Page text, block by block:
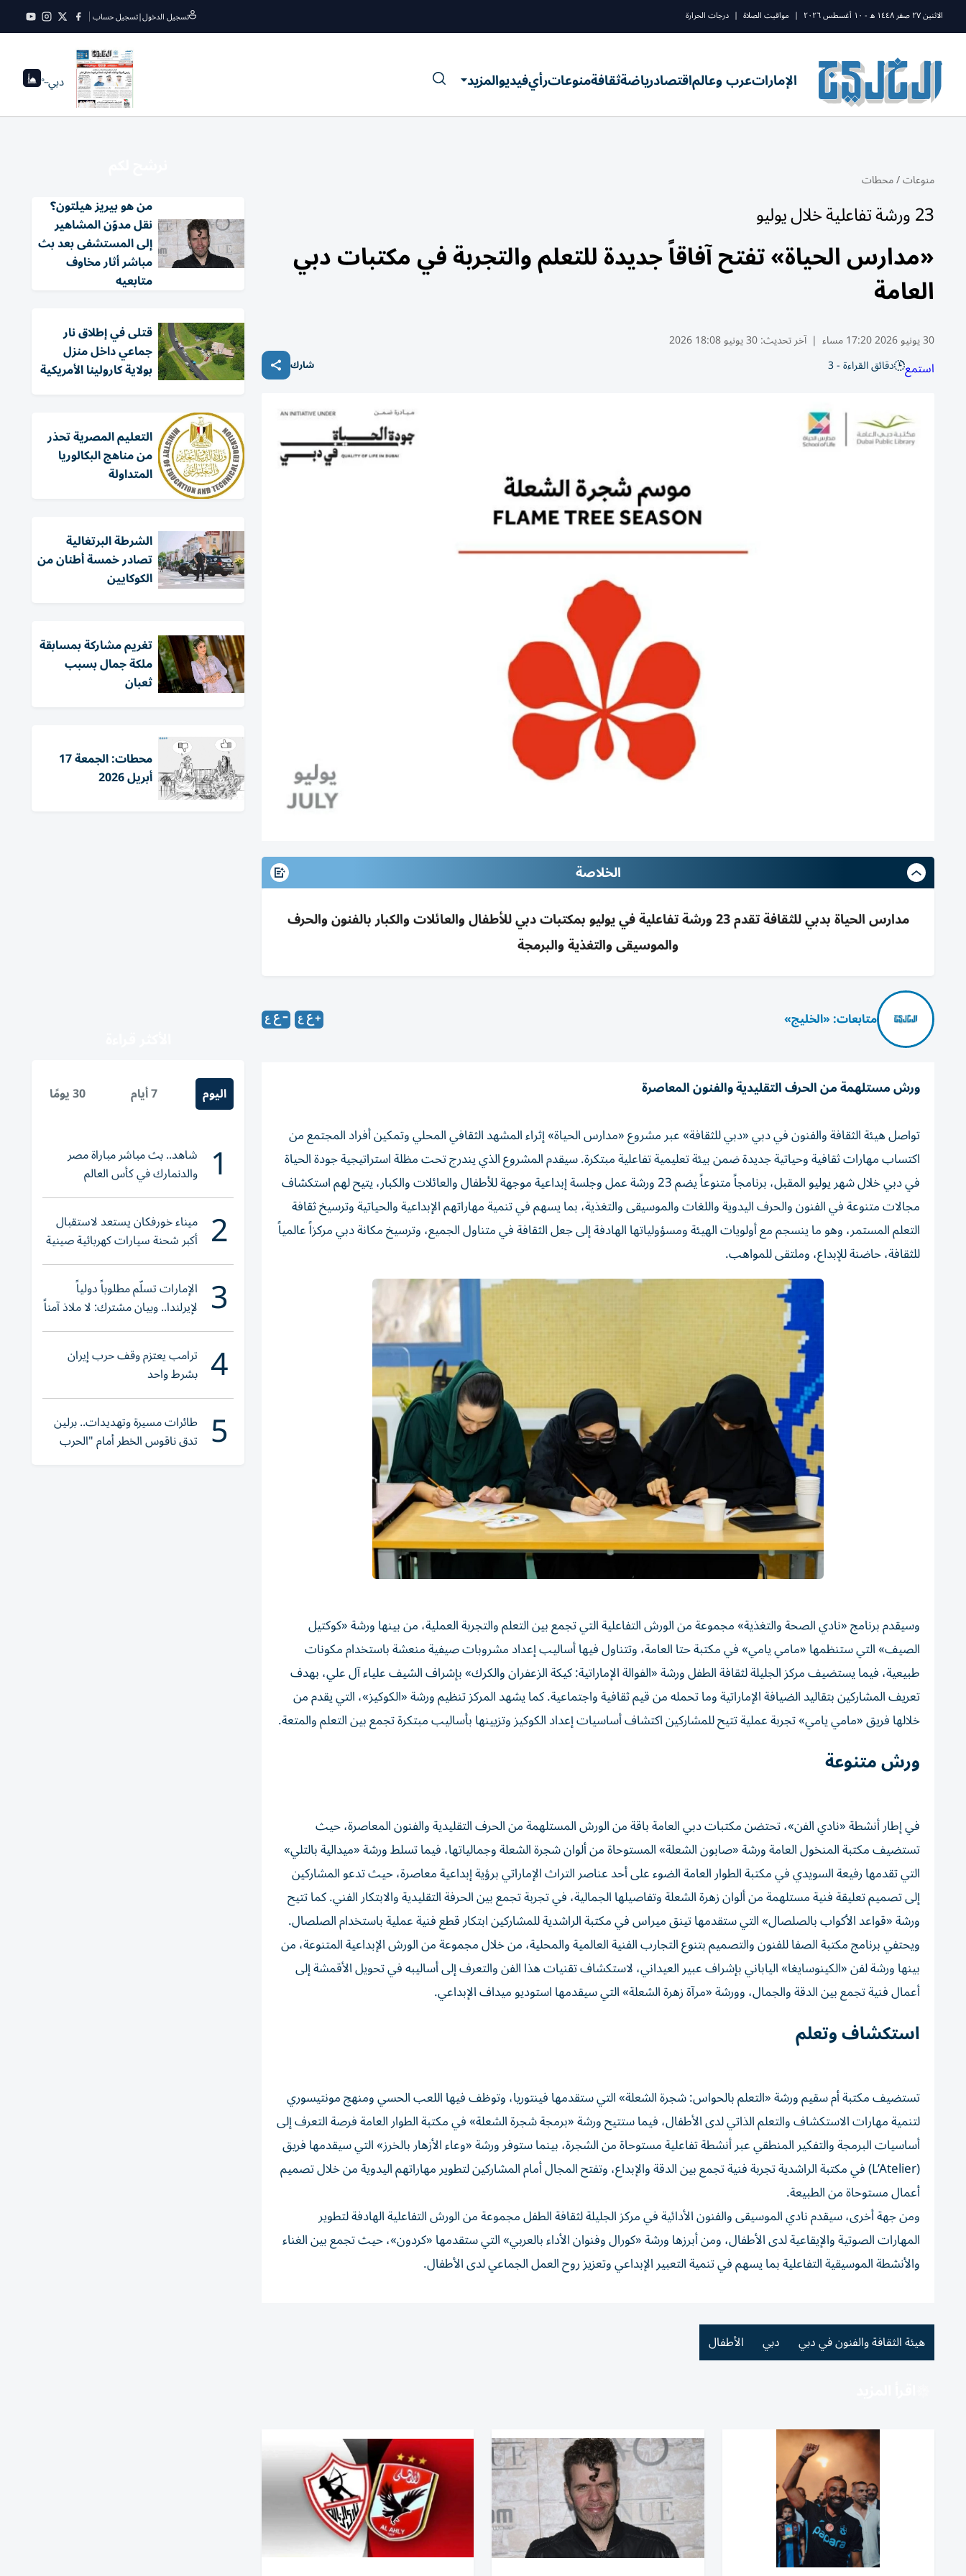
الاثنين ٢٧ صفر ١٤٤٨ ه - ١٠ أغسطس ٢٠٢٦ | مواقيت الصلاة | درجات الحرارة تسجيل الدخول|تسجيل حساب
الإماراتعرب وعالماقتصادرياضةثقافةمنوعاترأيفيديوالمزيد دبي--°
منوعات/محطات
23 ورشة تفاعلية خلال يوليو
«مدارس الحياة» تفتح آفاقاً جديدة للتعلم والتجربة في مكتبات دبي
العامة
30 يونيو 2026 17:20 مساء | آخر تحديث:30 يونيو 18:08 2026
استمع دقائق القراءة - 3 شارك
الخلاصة
مدارس الحياة بدبي للثقافة تقدم 23 ورشة تفاعلية في يوليو بمكتبات دبي للأطفال والعائلات والكبار بالفنون والحرف
والموسيقى والتغذية والبرمجة
متابعات: «الخليج»
ورش مستلهمة من الحرف التقليدية والفنون المعاصرة
تواصل هيئة الثقافة والفنون في دبي «دبي للثقافة» عبر مشروع «مدارس الحياة» إثراء المشهد الثقافي المحلي وتمكين أفراد المجتمع من
اكتساب مهارات ثقافية وحياتية جديدة ضمن بيئة تعليمية تفاعلية مبتكرة. سيقدم المشروع الذي يندرج تحت مظلة استراتيجية جودة الحياة
في دبي خلال شهر يوليو المقبل، برنامجاً متنوعاً يضم 23 ورشة عمل وجلسة إبداعية موجهة للأطفال والعائلات والكبار، يتيح لهم استكشاف
مجالات متنوعة في الفنون والحرف اليدوية واللغات والموسيقى والتغذية، بما يسهم في تنمية مهاراتهم الإبداعية والحياتية وترسيخ ثقافة
التعلم المستمر، وهو ما ينسجم مع أولويات الهيئة ومسؤولياتها الهادفة إلى جعل الثقافة في متناول الجميع، وترسيخ مكانة دبي مركزاً عالمياً
للثقافة، حاضنة للإبداع، وملتقى للمواهب.
وسيقدم برنامج «نادي الصحة والتغذية» مجموعة من الورش التفاعلية التي تجمع بين التعلم والتجربة العملية، من بينها ورشة «كوكتيل
الصيف» التي ستنظمها «مامي يامي» في مكتبة حتا العامة، وتتناول فيها أساليب إعداد مشروبات صيفية منعشة باستخدام مكونات
طبيعية، فيما يستضيف مركز الجليلة لثقافة الطفل ورشة «الفوالة الإماراتية: كيكة الزعفران والكرك» بإشراف الشيف علياء آل علي، بهدف
تعريف المشاركين بتقاليد الضيافة الإماراتية وما تحمله من قيم ثقافية واجتماعية. كما يشهد المركز تنظيم ورشة «الكوكيز»، التي يقدم من
خلالها فريق «مامي يامي» تجربة عملية تتيح للمشاركين اكتشاف أساسيات إعداد الكوكيز وتزيينها بأساليب مبتكرة تجمع بين التعلم والمتعة.
ورش متنوعة
في إطار أنشطة «نادي الفن»، تحتضن مكتبات دبي العامة باقة من الورش المستلهمة من الحرف التقليدية والفنون المعاصرة، حيث
تستضيف مكتبة المنخول العامة ورشة «صابون الشعلة» المستوحاة من ألوان شجرة الشعلة وجمالياتها، فيما تسلط ورشة «ميدالية بالتلي»
التي تقدمها رفيعة السويدي في مكتبة الطوار العامة الضوء على أحد عناصر التراث الإماراتي برؤية إبداعية معاصرة، حيث تدعو المشاركين
إلى تصميم تعليقة فنية مستلهمة من ألوان زهرة الشعلة وتفاصيلها الجمالية، في تجربة تجمع بين الحرفة التقليدية والابتكار الفني. كما تتيح
ورشة «قواعد الأكواب بالصلصال» التي ستقدمها تينق ميراس في مكتبة الراشدية للمشاركين ابتكار قطع فنية عملية باستخدام الصلصال.
ويحتفي برنامج مكتبة الصفا للفنون والتصميم بتنوع التجارب الفنية العالمية والمحلية، من خلال مجموعة من الورش الإبداعية المتنوعة، من
بينها ورشة لفن «الكينوسايغا» الياباني بإشراف عبير العيداني، لاستكشاف تقنيات هذا الفن والتعرف إلى أساليبه في تحويل الأقمشة إلى
أعمال فنية تجمع بين الدقة والجمال، وورشة «مرآة زهرة الشعلة» التي سيقدمها استوديو ميداف الإبداعي.
استكشاف وتعلم
تستضيف مكتبة أم سقيم ورشة «التعلم بالحواس: شجرة الشعلة» التي ستقدمها فينتوريا، وتوظف فيها اللعب الحسي ومنهج مونتيسوري
لتنمية مهارات الاستكشاف والتعلم الذاتي لدى الأطفال، فيما ستتيح ورشة «برمجة شجرة الشعلة» في مكتبة الطوار العامة فرصة التعرف إلى
أساسيات البرمجة والتفكير المنطقي عبر أنشطة تفاعلية مستوحاة من الشجرة، بينما ستوفر ورشة «وعاء الأزهار بالخرز» التي سيقدمها فريق
(L’Atelier) في مكتبة الراشدية تجربة فنية تجمع بين الدقة والإبداع، وتفتح المجال أمام المشاركين لتطوير مهاراتهم اليدوية من خلال تصميم
أعمال مستوحاة من الطبيعة.
ومن جهة أخرى، سيقدم نادي الموسيقى والفنون الأدائية في مركز الجليلة لثقافة الطفل مجموعة من الورش التفاعلية الهادفة لتطوير
المهارات الصوتية والإيقاعية لدى الأطفال، ومن أبرزها ورشة «كورال وفنوان الأداء بالعربي» التي ستقدمها «كردون»، حيث تجمع بين الغناء
والأنشطة الموسيقية التفاعلية بما يسهم في تنمية التعبير الإبداعي وتعزيز روح العمل الجماعي لدى الأطفال.
هيئة الثقافة والفنون في دبي دبي الأطفال
من هو بيريز هيلتون؟
نقل مدوّن المشاهير
إلى المستشفى بعد بث
مباشر أثار مخاوف
متابعيه
قتلى في إطلاق نار
جماعي داخل منزل
بولاية كارولينا الأمريكية
التعليم المصرية تحذر
من مناهج البكالوريا
المتداولة
الشرطة البرتغالية
تصادر خمسة أطنان من
الكوكايين
تغريم مشاركة بمسابقة
ملكة جمال بسبب
ثعبان
محطات: الجمعة 17
أبريل 2026
اليوم 7 أيام 30 يومًا
1 شاهد.. بث مباشر مباراة مصر
والدنمارك في كأس العالم
للناشئات
2 ميناء خورفكان يستعد لاستقبال
أكبر شحنة سيارات كهربائية صينية
3 الإمارات تسلّم مطلوباً دولياً
لإيرلندا.. وبيان مشترك: لا ملاذ آمناً
للجريمة المنظمة
4 ترامب يعتزم وقف حرب إيران
بشرط واحد
5 طائرات مسيرة وتهديدات.. برلين
تدق ناقوس الخطر أمام "الحرب